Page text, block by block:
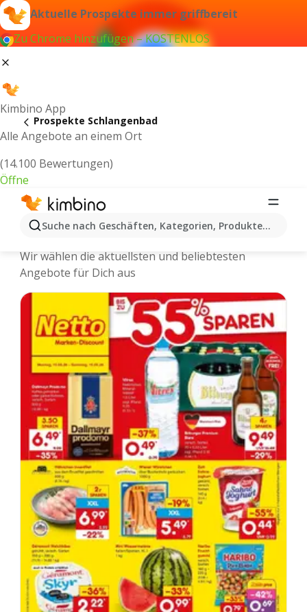
Aktuelle Prospekte immer griffbereit
Zu Chrome hinzufügen – KOSTENLOS
Kimbino App
Alle Angebote an einem Ort
(14.100 Bewertungen)
Öffne
Suche nach Geschäften, Kategorien, Produkten...
Prospekte Schlangenbad
Schlangenbad - Neuste Prospekte
Wir wählen die aktuellsten und beliebtesten
Angebote für Dich aus